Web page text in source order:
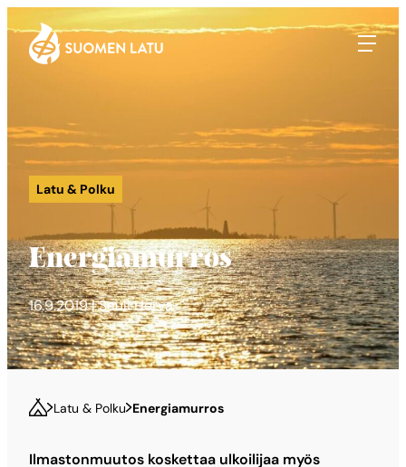
Siirry
suoraan
Suomen Latu
Latu & Polku
Energiamurros
16.9.2019 | Sauli Herva
Latu & Polku Energiamurros
Ilmastonmuutos koskettaa ulkoilijaa myös